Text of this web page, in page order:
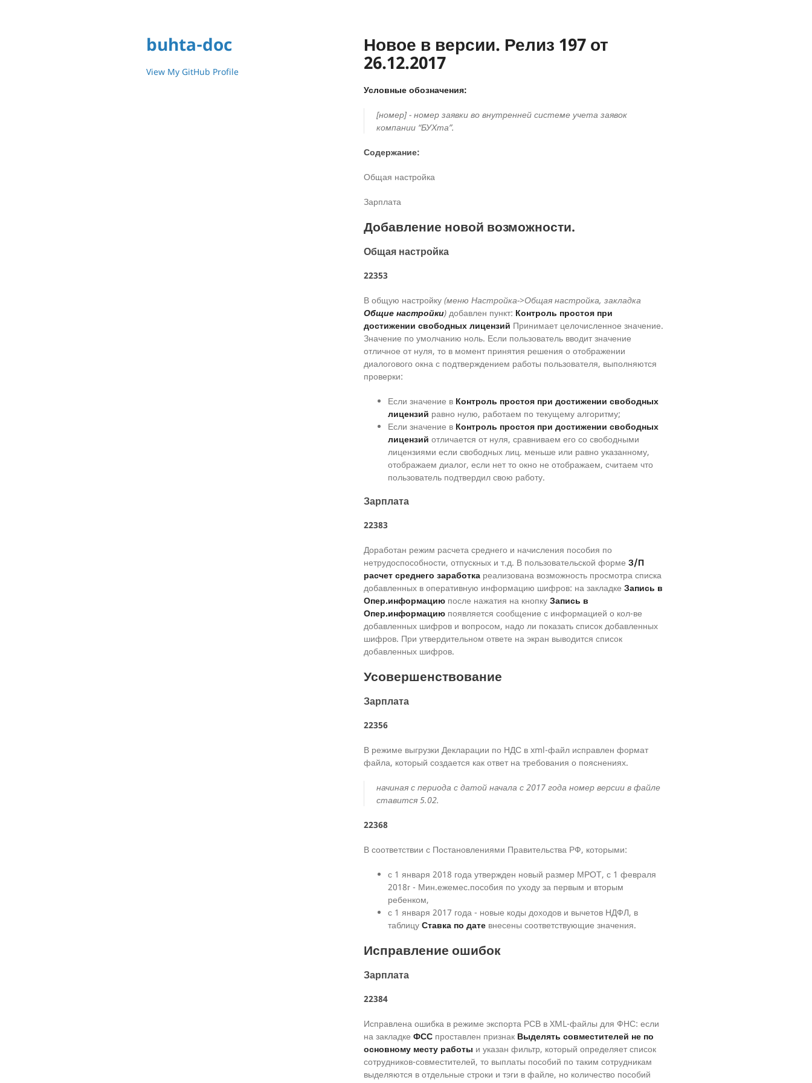
buhta-doc
View My GitHub Profile
Новое в версии. Релиз 197 от
26.12.2017
Условные обозначения:
[номер] - номер заявки во внутренней системе учета заявок
компании “БУХта”.
Содержание:
Общая настройка
Зарплата
Добавление новой возможности.
Общая настройка
22353
В общую настройку (меню Настройка->Общая настройка, закладка
Общие настройки) добавлен пункт: Контроль простоя при
достижении свободных лицензий Принимает целочисленное значение.
Значение по умолчанию ноль. Если пользователь вводит значение
отличное от нуля, то в момент принятия решения о отображении
диалогового окна с подтверждением работы пользователя, выполняются
проверки:
Если значение в Контроль простоя при достижении свободных
лицензий равно нулю, работаем по текущему алгоритму;
Если значение в Контроль простоя при достижении свободных
лицензий отличается от нуля, сравниваем его со свободными
лицензиями если свободных лиц. меньше или равно указанному,
отображаем диалог, если нет то окно не отображаем, считаем что
пользователь подтвердил свою работу.
Зарплата
22383
Доработан режим расчета среднего и начисления пособия по
нетрудоспособности, отпускных и т.д. В пользовательской форме З/П
расчет среднего заработка реализована возможность просмотра списка
добавленных в оперативную информацию шифров: на закладке Запись в
Опер.информацию после нажатия на кнопку Запись в
Опер.информацию появляется сообщение с информацией о кол-ве
добавленных шифров и вопросом, надо ли показать список добавленных
шифров. При утвердительном ответе на экран выводится список
добавленных шифров.
Усовершенствование
Зарплата
22356
В режиме выгрузки Декларации по НДС в xml-файл исправлен формат
файла, который создается как ответ на требования о пояснениях.
начиная с периода с датой начала с 2017 года номер версии в файле
ставится 5.02.
22368
В соответствии с Постановлениями Правительства РФ, которыми:
с 1 января 2018 года утвержден новый размер МРОТ, с 1 февраля
2018г - Мин.ежемес.пособия по уходу за первым и вторым
ребенком,
с 1 января 2017 года - новые коды доходов и вычетов НДФЛ, в
таблицу Ставка по дате внесены соответствующие значения.
Исправление ошибок
Зарплата
22384
Исправлена ошибка в режиме экспорта РСВ в XML-файлы для ФНС: если
на закладке ФСС проставлен признак Выделять совместителей не по
основному месту работы и указан фильтр, который определяет список
сотрудников-совместителей, то выплаты пособий по таким сотрудникам
выделяются в отдельные строки и тэги в файле, но количество пособий